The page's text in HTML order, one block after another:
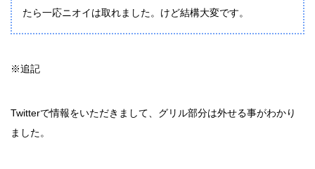
たら一応ニオイは取れました。けど結構大変です。
※追記
Twitterで情報をいただきまして、グリル部分は外せる事がわかり
ました。